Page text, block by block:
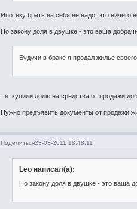
Ипотеку брать на себя не надо: это ничего
По закону доля в двушке - это ваша
Будучи в браке я продал жилье
т.е. купили долю на средства от продажи
Нужно предъявить документы от продажи
Поделиться23-03-2011 18:48:11
Leo написал(а):
По закону доля в двушке - это ваша